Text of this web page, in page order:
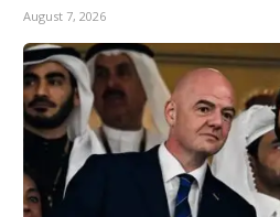
August 7, 2026